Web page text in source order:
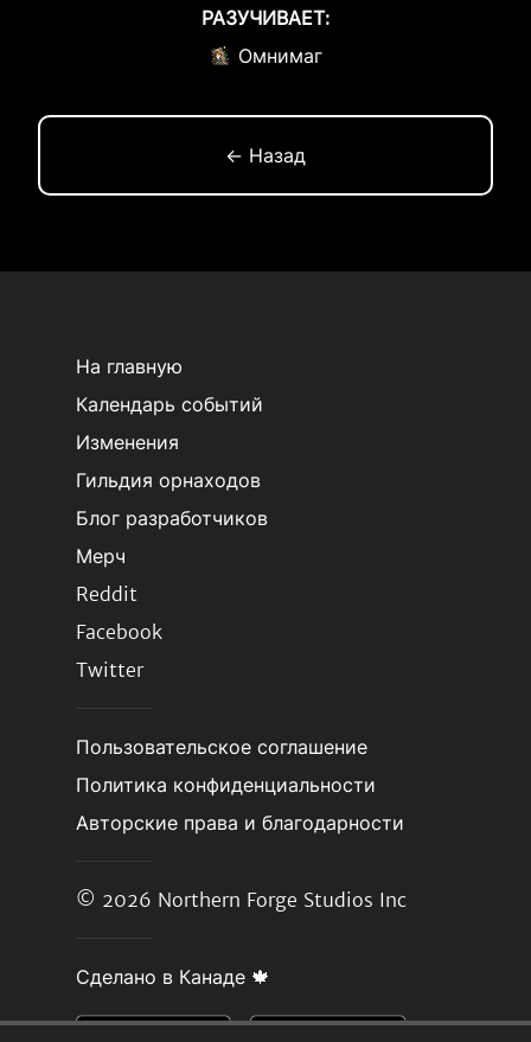
РАЗУЧИВАЕТ:
Омнимаг
← Назад
На главную
Календарь событий
Изменения
Гильдия орнаходов
Блог разработчиков
Мерч
Reddit
Facebook
Twitter
Пользовательское соглашение
Политика конфиденциальности
Авторские права и благодарности
© 2026 Northern Forge Studios Inc
Сделано в Канаде 🍁